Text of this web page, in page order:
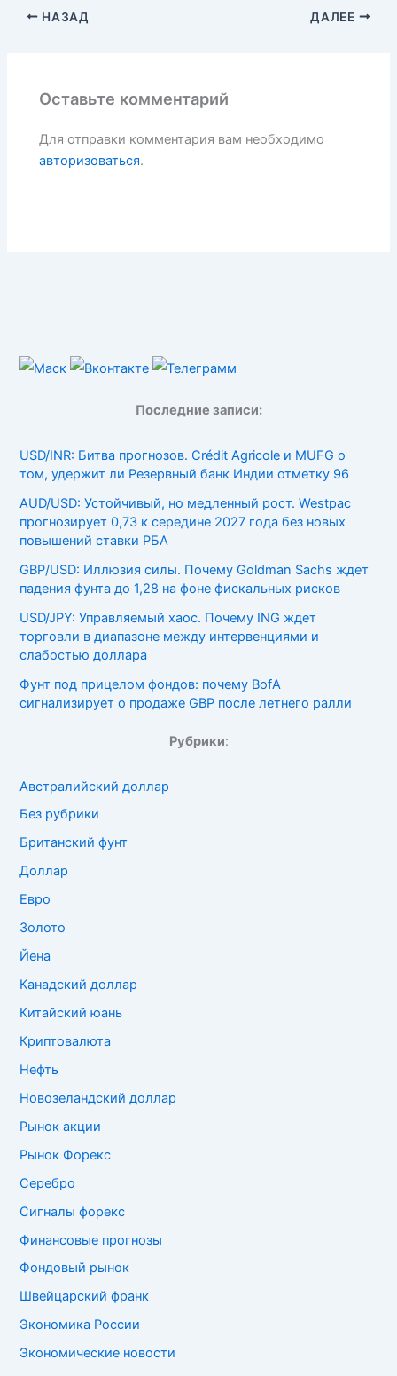
НАЗАД ДАЛЕЕ
Оставьте комментарий
Для отправки комментария вам необходимо
авторизоваться.
Последние записи:
USD/INR: Битва прогнозов. Crédit Agricole и MUFG о
том, удержит ли Резервный банк Индии отметку 96
AUD/USD: Устойчивый, но медленный рост. Westpac
прогнозирует 0,73 к середине 2027 года без новых
повышений ставки РБА
GBP/USD: Иллюзия силы. Почему Goldman Sachs ждет
падения фунта до 1,28 на фоне фискальных рисков
USD/JPY: Управляемый хаос. Почему ING ждет
торговли в диапазоне между интервенциями и
слабостью доллара
Фунт под прицелом фондов: почему BofA
сигнализирует о продаже GBP после летнего ралли
Рубрики:
Австралийский доллар
Без рубрики
Британский фунт
Доллар
Евро
Золото
Йена
Канадский доллар
Китайский юань
Криптовалюта
Нефть
Новозеландский доллар
Рынок акции
Рынок Форекс
Серебро
Сигналы форекс
Финансовые прогнозы
Фондовый рынок
Швейцарский франк
Экономика России
Экономические новости